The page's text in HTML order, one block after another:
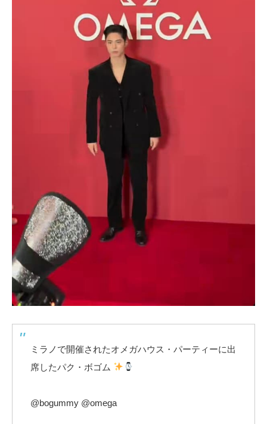
ミラノで開催されたオメガハウス・パーティーに出
席したパク・ボゴム
@bogummy @omega